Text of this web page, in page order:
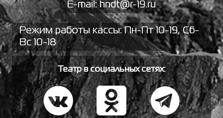
E-mail:hndt@r-19.ru
Режим работы кассы: Пн-Пт 10-19, Сб-
Вс 10-18
Театр в социальных сетях: